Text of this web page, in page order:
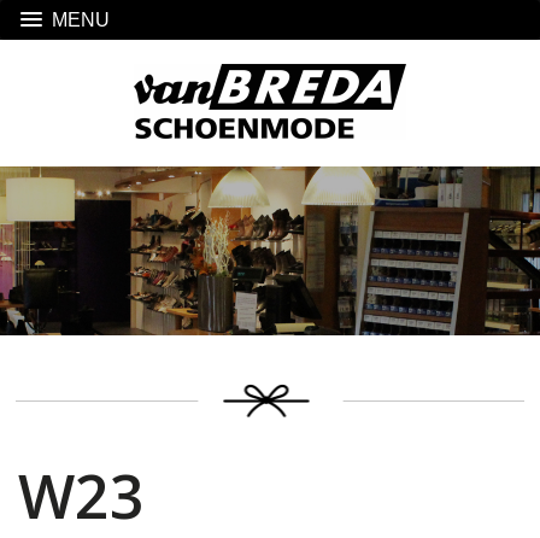
MENU
W23